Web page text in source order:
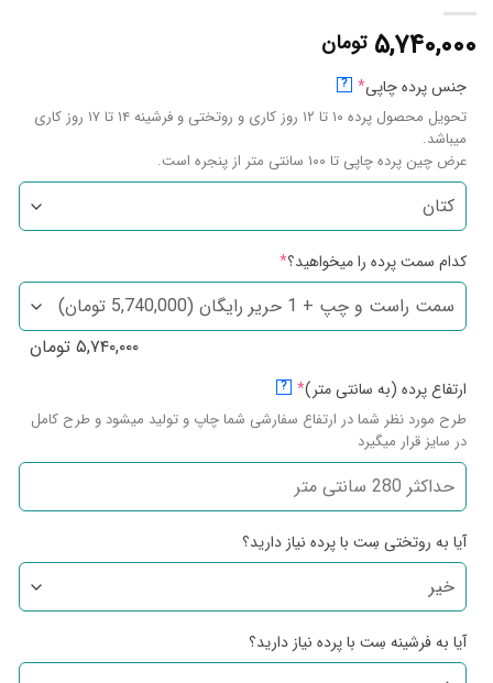
۵,۷۴۰,۰۰۰ تومان
جنس پرده چاپی*
?
تحویل محصول پرده ۱۰ تا ۱۲ روز کاری و روتختی و فرشینه ۱۴ تا ۱۷ روز کاری
میباشد.
عرض چین پرده چاپی تا ۱۰۰ سانتی متر از پنجره است.
کدام سمت پرده را میخواهید؟*
۵,۷۴۰,۰۰۰ تومان
ارتفاع پرده (به سانتی متر)*
?
طرح مورد نظر شما در ارتفاع سفارشی شما چاپ و تولید میشود و طرح کامل
در سایز قرار میگیرد
آیا به روتختی سِت با پرده نیاز دارید؟
آیا به فرشینه سِت با پرده نیاز دارید؟